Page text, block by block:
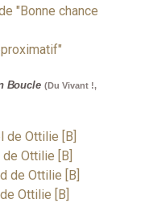
"Bonne chance
Boucle (Du Vivant !,
de Ottilie [B]
Ottilie [B]
de Ottilie [B]
Ottilie [B]